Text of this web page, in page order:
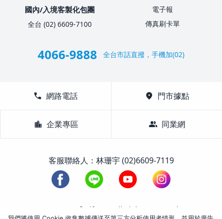
國內/入境客製化包團
全台 (02) 6609-7100
電子報
傳真刷卡單
4066-9888 全台市話直撥，手機加(02)
call 網路電話 location_on 門市據點
location_city 企業專區 group 同業網
客服聯絡人：林珊宇 (02)6609-7119
1988-2026 © Lifetour All Rights Reserved.